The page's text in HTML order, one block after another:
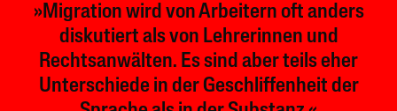
»Migration wird von Arbeitern oft anders
diskutiert als von Lehrerinnen und
Rechtsanwälten. Es sind aber teils eher
Unterschiede in der Geschliffenheit der